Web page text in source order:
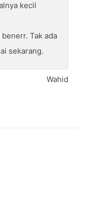
kecil
Tak ada
sekarang.
Wahid